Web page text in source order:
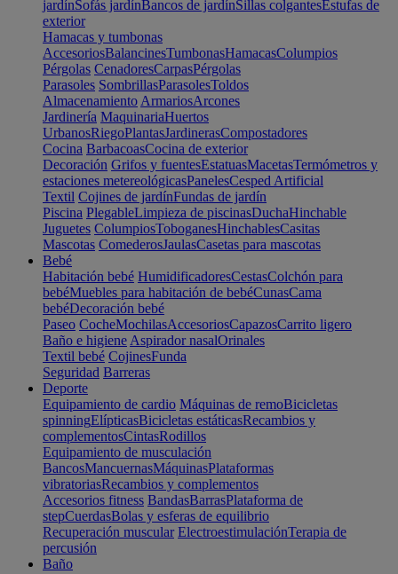
jardínSofás jardínBancos de jardínSillas colgantesEstufas de
exterior
Hamacas y tumbonas
AccesoriosBalancinesTumbonasHamacasColumpios
Pérgolas CenadoresCarpasPérgolas
Parasoles SombrillasParasolesToldos
Almacenamiento ArmariosArcones
Jardinería MaquinariaHuertos
UrbanosRiegoPlantasJardinerasCompostadores
Cocina BarbacoasCocina de exterior
Decoración Grifos y fuentesEstatuasMacetasTermómetros y
estaciones metereológicasPanelesCesped Artificial
Textil Cojines de jardínFundas de jardín
Piscina PlegableLimpieza de piscinasDuchaHinchable
Juguetes ColumpiosToboganesHinchablesCasitas
Mascotas ComederosJaulasCasetas para mascotas
Bebé
Habitación bebé HumidificadoresCestasColchón para
bebéMuebles para habitación de bebéCunasCama
bebéDecoración bebé
Paseo CocheMochilasAccesoriosCapazosCarrito ligero
Baño e higiene Aspirador nasalOrinales
Textil bebé CojinesFunda
Seguridad Barreras
Deporte
Equipamiento de cardio Máquinas de remoBicicletas
spinningElípticasBicicletas estáticasRecambios y
complementosCintasRodillos
Equipamiento de musculación
BancosMancuernasMáquinasPlataformas
vibratoriasRecambios y complementos
Accesorios fitness BandasBarrasPlataforma de
stepCuerdasBolas y esferas de equilibrio
Recuperación muscular ElectroestimulaciónTerapia de
percusión
Baño